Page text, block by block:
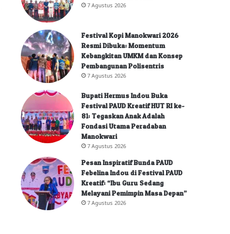
7 Agustus 2026
Festival Kopi Manokwari 2026
Resmi Dibuka: Momentum
Kebangkitan UMKM dan Konsep
Pembangunan Polisentris
7 Agustus 2026
Bupati Hermus Indou Buka
Festival PAUD Kreatif HUT RI ke-
81: Tegaskan Anak Adalah
Fondasi Utama Peradaban
Manokwari
7 Agustus 2026
Pesan Inspiratif Bunda PAUD
Febelina Indou di Festival PAUD
Kreatif: “Ibu Guru Sedang
Melayani Pemimpin Masa Depan”
7 Agustus 2026